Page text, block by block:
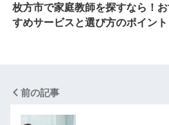
枚方市で家庭教師を探すなら！
すめサービスと選び方のポイント
前の記事